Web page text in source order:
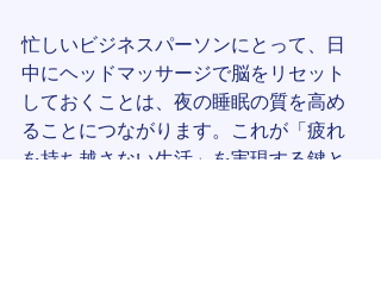
忙しいビジネスパーソンにとって、日
中にヘッドマッサージで脳をリセット
しておくことは、夜の睡眠の質を高め
ることにつながります。これが「疲れ
を持ち越さない生活」を実現する鍵と